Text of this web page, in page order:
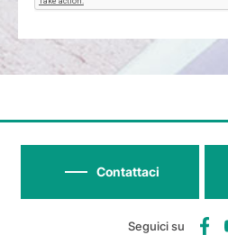
Seguici su
Contattaci